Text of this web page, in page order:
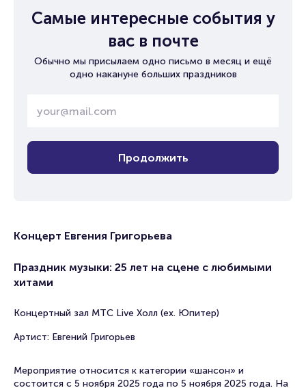
Самые интересные события у
вас в почте
Обычно мы присылаем одно письмо в месяц и ещё
одно накануне больших праздников
Продолжить
Концерт Евгения Григорьева
Праздник музыки: 25 лет на сцене с любимыми
хитами
Концертный зал МТС Live Холл (ex. Юпитер)
Артист: Евгений Григорьев
Мероприятие относится к категории «шансон» и
состоится с 5 ноября 2025 года по 5 ноября 2025 года. На